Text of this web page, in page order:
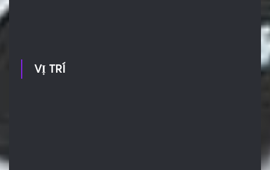
VỊ TRÍ